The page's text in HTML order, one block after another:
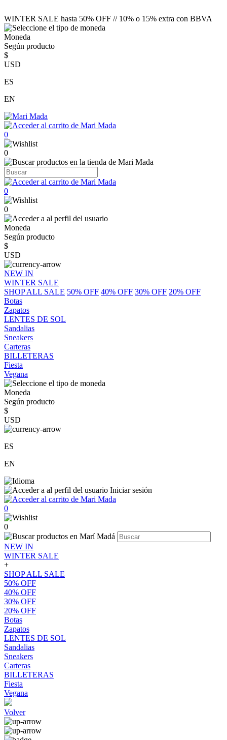
WINTER SALE hasta 50% OFF // 10% o 15% extra con BBVA
Moneda
Según producto
$
USD
ES
EN
0
0
0
0
Moneda
Según producto
$
USD
NEW IN
WINTER SALE
SHOP ALL SALE 50% OFF 40% OFF 30% OFF 20% OFF
Botas
Zapatos
LENTES DE SOL
Sandalias
Sneakers
Carteras
BILLETERAS
Fiesta
Vegana
Moneda
Según producto
$
USD
ES
EN
Iniciar sesión
0
0
NEW IN
WINTER SALE
+
SHOP ALL SALE
50% OFF
40% OFF
30% OFF
20% OFF
Botas
Zapatos
LENTES DE SOL
Sandalias
Sneakers
Carteras
BILLETERAS
Fiesta
Vegana
Volver